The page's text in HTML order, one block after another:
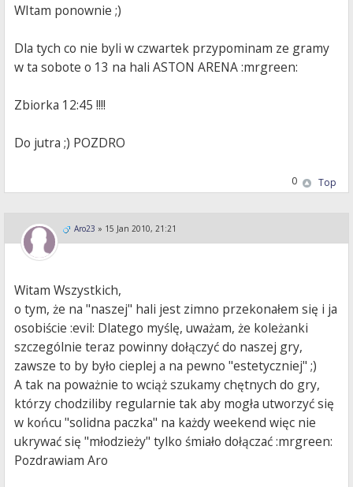
WItam ponownie ;)
Dla tych co nie byli w czwartek przypominam ze gramy
w ta sobote o 13 na hali ASTON ARENA :mrgreen:
Zbiorka 12:45 !!!!
Do jutra ;) POZDRO
Top
0
Aro23 » 15 Jan 2010, 21:21
Witam Wszystkich,
o tym, że na "naszej" hali jest zimno przekonałem się i ja
osobiście :evil: Dlatego myślę, uważam, że koleżanki
szczególnie teraz powinny dołączyć do naszej gry,
zawsze to by było cieplej a na pewno "estetyczniej" ;)
A tak na poważnie to wciąż szukamy chętnych do gry,
którzy chodziliby regularnie tak aby mogła utworzyć się
w końcu "solidna paczka" na każdy weekend więc nie
ukrywać się "młodzieży" tylko śmiało dołączać :mrgreen:
Pozdrawiam Aro